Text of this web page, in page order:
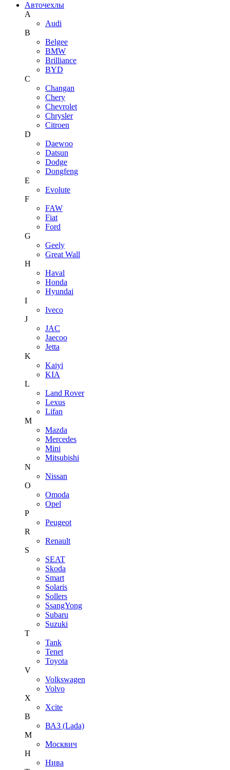
Авточехлы
A
Audi
B
Belgee
BMW
Brilliance
BYD
C
Changan
Chery
Chevrolet
Chrysler
Citroen
D
Daewoo
Datsun
Dodge
Dongfeng
E
Evolute
F
FAW
Fiat
Ford
G
Geely
Great Wall
H
Haval
Honda
Hyundai
I
Iveco
J
JAC
Jaecoo
Jetta
K
Kaiyi
KIA
L
Land Rover
Lexus
Lifan
M
Mazda
Mercedes
Mini
Mitsubishi
N
Nissan
O
Omoda
Opel
P
Peugeot
R
Renault
S
SEAT
Skoda
Smart
Solaris
Sollers
SsangYong
Subaru
Suzuki
T
Tank
Tenet
Toyota
V
Volkswagen
Volvo
X
Xcite
В
ВАЗ (Lada)
М
Москвич
Н
Нива